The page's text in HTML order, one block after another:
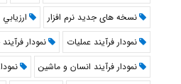
نسخه های جدید نرم افزار
نمودار فرآيند عمليات
نمودار
نمودار فرآيند انسان و ماشين